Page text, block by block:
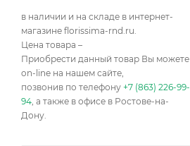
Али Дороти Алисар
Бетти Бул
Гранд Дюк Жан
Грандмасс Джози
в наличии и на складе в интернет-
магазине florissima-rnd.ru.
Цена товара –
Приобрести данный товар Вы можете
on-line на нашем сайте,
позвонив по телефону +7 (863) 226-99-
94 , а также в офисе в Ростове-на-
Дону.